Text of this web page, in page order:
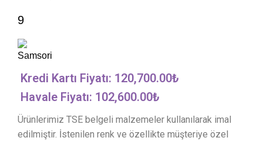
9
Kredi Kartı Fiyatı: 120,700.00₺
Havale Fiyatı: 102,600.00₺
Ürünlerimiz TSE belgeli malzemeler kullanılarak imal
edilmiştir. İstenilen renk ve özellikte müşteriye özel